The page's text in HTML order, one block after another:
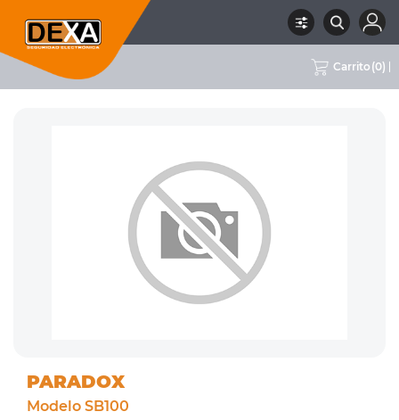
Carrito (0)
MARCA
PARADOX
Modelo SB100